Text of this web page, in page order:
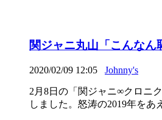
関ジャニ丸山「こんな
2020/02/09 12:05 Johnny's
2月8日の「関ジャニ∞クロニ
しました。怒涛の2019年をあ